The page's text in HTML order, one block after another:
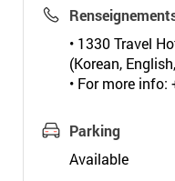
• 1330 Travel
(Korean,
• For more info:
Parking
Available